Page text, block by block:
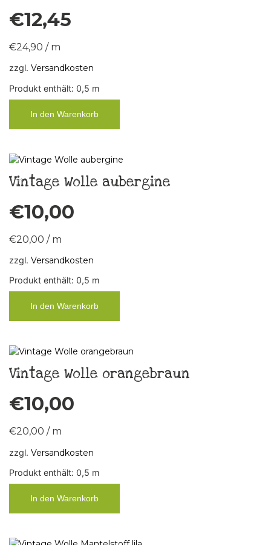
€12,45
€24,90 / m
zzgl. Versandkosten
Produkt enthält: 0,5 m
In den Warenkorb
Vintage Wolle aubergine
€10,00
€20,00 / m
zzgl. Versandkosten
Produkt enthält: 0,5 m
In den Warenkorb
Vintage Wolle orangebraun
€10,00
€20,00 / m
zzgl. Versandkosten
Produkt enthält: 0,5 m
In den Warenkorb